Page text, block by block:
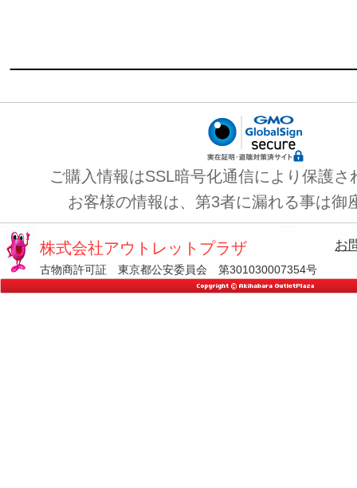
ご購入情報はSSL暗号化通信により保護さ
お客様の情報は、第3者に漏れる事は御
株式会社アウトレットプラザ
古物商許可証 東京都公安委員会 第301030007354号
お